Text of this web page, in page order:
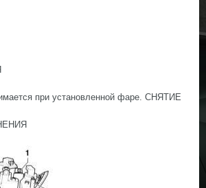
при установленной фаре. СНЯТИЕ